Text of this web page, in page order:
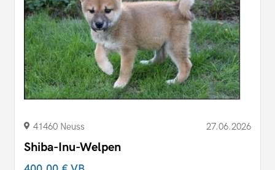
41460 Neuss 27.06.2026
Shiba-Inu-Welpen